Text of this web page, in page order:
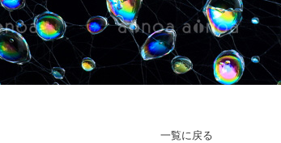
一覧に戻る